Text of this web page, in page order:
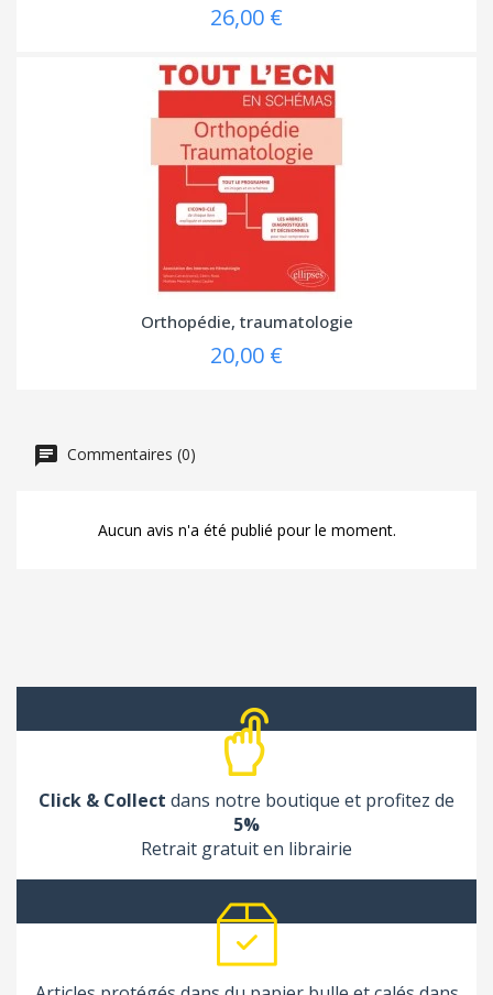
26,00 €
Orthopédie, traumatologie
20,00 €
Commentaires (0)
Aucun avis n'a été publié pour le moment.
Click & Collect dans notre boutique et profitez de
5%
Retrait gratuit en librairie